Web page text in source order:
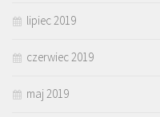
lipiec 2019
czerwiec 2019
maj 2019